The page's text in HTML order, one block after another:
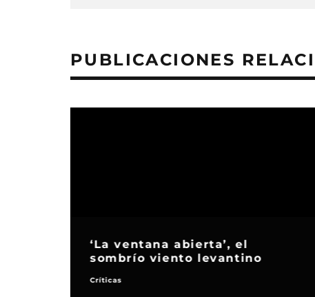
PUBLICACIONES
‘La ventana abierta’, el
sombrío viento levantino
Críticas